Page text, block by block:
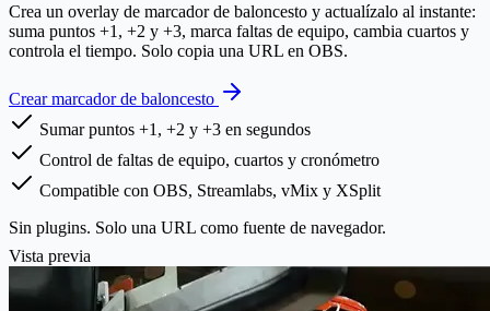
Crea un overlay de marcador de baloncesto y actualízalo al instante:
suma puntos +1, +2 y +3, marca faltas de equipo, cambia cuartos y
controla el tiempo. Solo copia una URL en OBS.
Crear marcador de baloncesto
Sumar puntos +1, +2 y +3 en segundos
Control de faltas de equipo, cuartos y cronómetro
Compatible con OBS, Streamlabs, vMix y XSplit
Sin plugins. Solo una URL como fuente de navegador.
Vista previa